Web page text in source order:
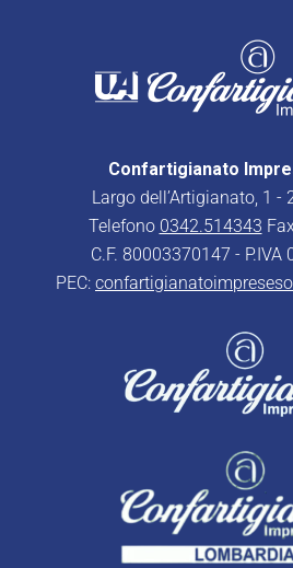
Confartigianato
Largo dell’Artigianato, 1 -
Telefono 0342.514343
C.F. 80003370147 - P.IVA
PEC: